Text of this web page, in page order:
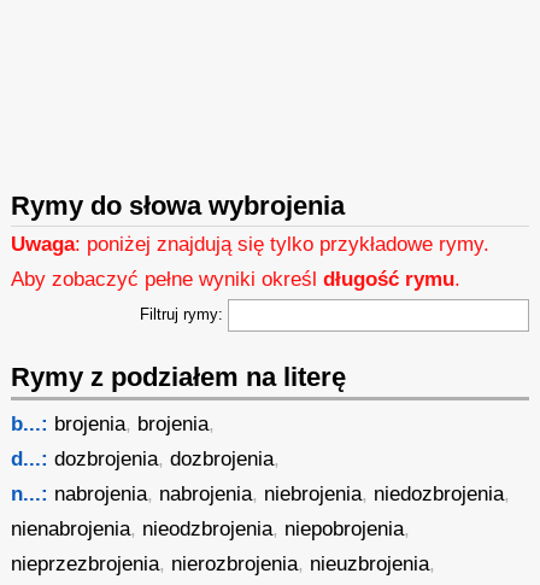
Rymy do słowa wybrojenia
Uwaga: poniżej znajdują się tylko przykładowe rymy.
Aby zobaczyć pełne wyniki określdługość rymu.
Filtruj rymy:
Rymy z podziałem na literę
b...: brojenia, brojenia,
d...: dozbrojenia,dozbrojenia,
n...: nabrojenia, nabrojenia, niebrojenia, niedozbrojenia,
nienabrojenia, nieodzbrojenia, niepobrojenia,
nieprzezbrojenia, nierozbrojenia, nieuzbrojenia,